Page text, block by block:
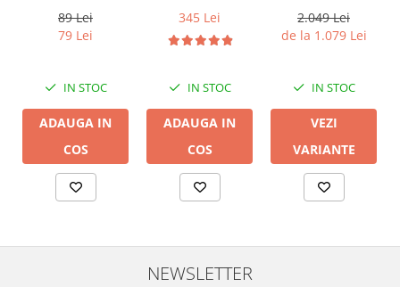
CHAT
89 Lei
79 Lei
IN STOC
ADAUGA IN
COS
345 Lei
IN STOC
ADAUGA IN
COS
2.049 Lei
de la 1.079 Lei
IN STOC
VEZI
VARIANTE
NEWSLETTER